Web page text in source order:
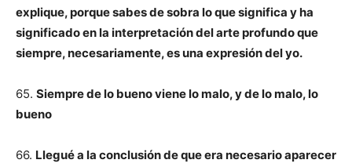
explique, porquesabes de sobra lo que significa y ha
significado en la interpretación del arteprofundo que
siempre, necesariamente, es una expresión del yo.
65. Siempre de lo bueno viene lo malo, y de lo malo, lo
bueno
66. Llegué a la conclusión de que era necesario aparecer